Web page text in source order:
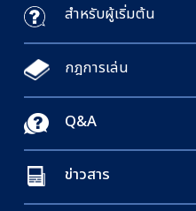
สำหรับผู้เริ่มต้น
กฎการเล่น
Q&A
ข่าวสาร